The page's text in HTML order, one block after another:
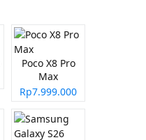
Poco X8 Pro
Max
Rp7.999.000